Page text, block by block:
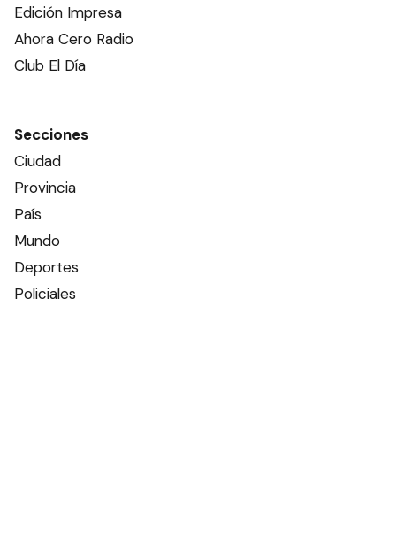
Edición Impresa
Ahora Cero Radio
Club El Día
Secciones
Ciudad
Provincia
País
Mundo
Deportes
Policiales